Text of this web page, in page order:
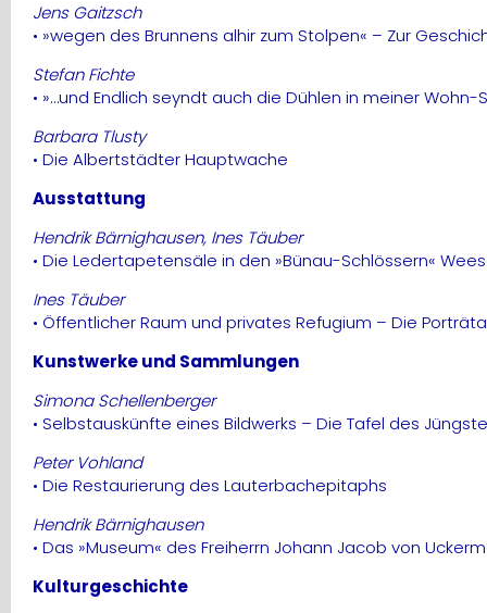
Jens Gaitzsch
• »wegen des Brunnens alhir zum Stolpen« – Zur
Stefan Fichte
• »…und Endlich seyndt auch die Dühlen in meiner
Barbara Tlusty
• Die Albertstädter Hauptwache
Ausstattung
Hendrik Bärnighausen, Ines Täuber
• Die Ledertapetensäle in den »Bünau-Schlössern«
Ines Täuber
• Öffentlicher Raum und privates Refugium – Die
Kunstwerke und Sammlungen
Simona Schellenberger
• Selbstauskünfte eines Bildwerks – Die Tafel des
Peter Vohland
• Die Restaurierung des Lauterbachepitaphs
Hendrik Bärnighausen
• Das »Museum« des Freiherrn Johann Jacob von
Kulturgeschichte